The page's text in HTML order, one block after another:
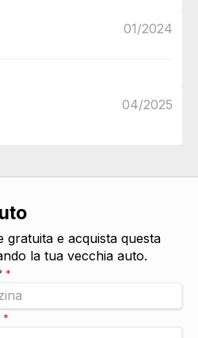
DI SERIE
DI SERIE
negli specchietti
- riscaldabili
DI SERIE
DI SERIE
01/2024
04/2025
gratuita e acquista questa
la tua vecchia auto.
*
*